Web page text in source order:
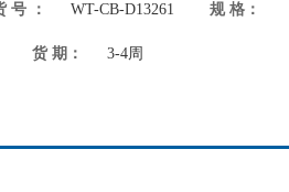
号 ： WT-CB-D13261 规 格：
货 期： 3-4周